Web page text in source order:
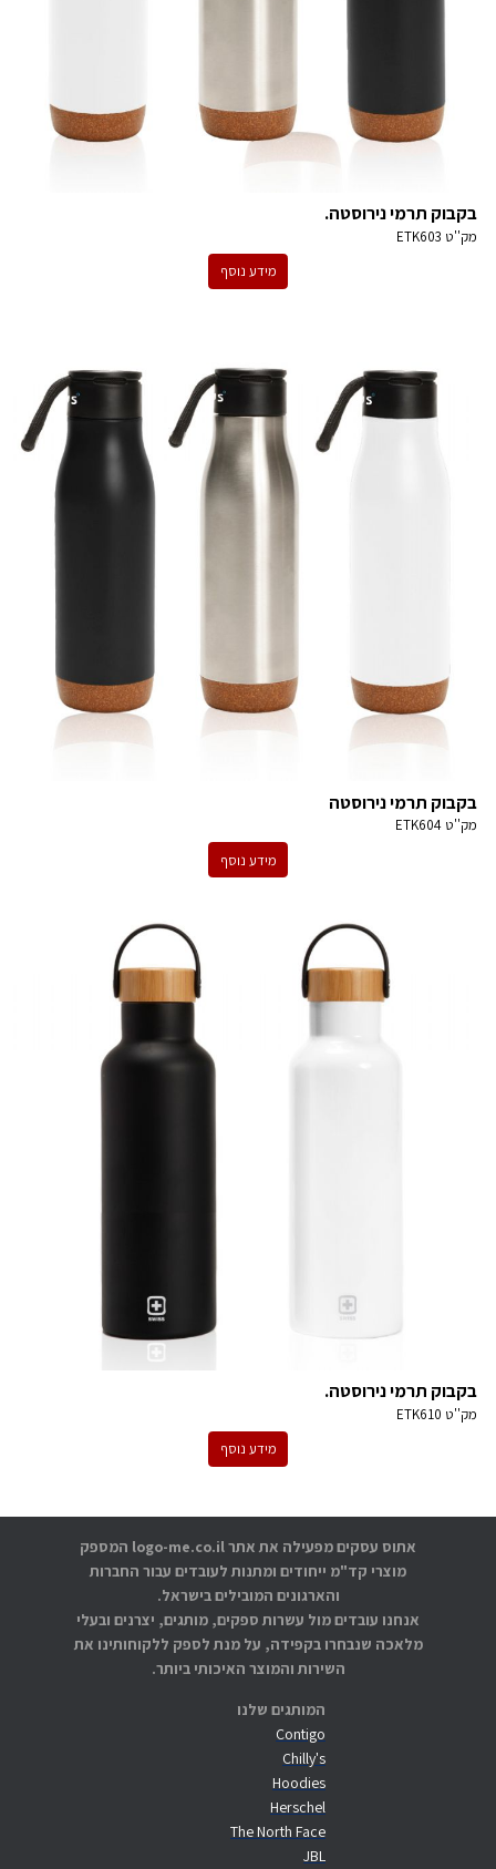
בקבוק תרמי נירוסטה.
מק''ט ETK603
מידע נוסף
בקבוק תרמי נירוסטה
מק''טETK604
מידע נוסף
בקבוק תרמי נירוסטה.
מק''ט ETK610
מידע נוסף
המותגים שלנו
Contigo
Chilly's
Hoodies
Herschel
The North Face
JBL
אתוס עסקים מפעילה את אתר logo-me.co.il המספק
מוצרי קד"מ ייחודים ומתנות לעובדים עבור החברות
והארגונים המובילים בישראל.
אנחנו עובדים מול עשרות ספקים, מותגים, יצרנים ובעלי
מלאכה שנבחרו בקפידה, על מנת לספק ללקוחותינו את
השירות והמוצר האיכותי ביותר.